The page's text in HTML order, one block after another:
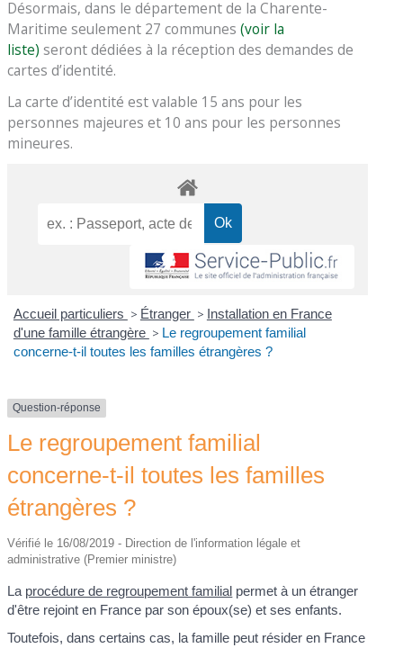
Désormais, dans le département de la Charente-
Maritime seulement 27 communes(voir la
liste) seront dédiées à la réception des demandes de
cartes d’identité.
La carte d’identité est valable 15 ans pour les
personnes majeures et 10 ans pour les personnes
mineures.
Accueil particuliers > Étranger > Installation en France
d'une famille étrangère > Le regroupement familial
concerne-t-il toutes les familles étrangères ?
Question-réponse
Le regroupement familial
concerne-t-il toutes les familles
étrangères ?
Vérifié le 16/08/2019 - Direction de l'information légale et
administrative (Premier ministre)
La procédure de regroupement familial permet à un étranger
d'être rejoint en France par son époux(se) et ses enfants.
Toutefois, dans certains cas, la famille peut résider en France